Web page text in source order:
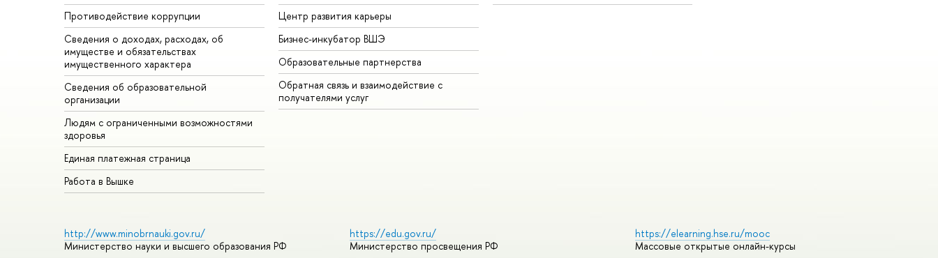
Противодействие коррупции
Сведения о доходах, расходах, об
имуществе и обязательствах
имущественного характера
Сведения об образовательной
организации
Людям с ограниченными возможностями
здоровья
Единая платежная страница
Работа в Вышке
Центр развития карьеры
Бизнес-инкубатор ВШЭ
Образовательные партнерства
Обратная связь и взаимодействие с
получателями услуг
http://www.minobrnauki.gov.ru/
Министерство науки и высшего образования РФ
https://edu.gov.ru/
Министерство просвещения РФ
https://elearning.hse.ru/mooc
Массовые открытые онлайн-курсы